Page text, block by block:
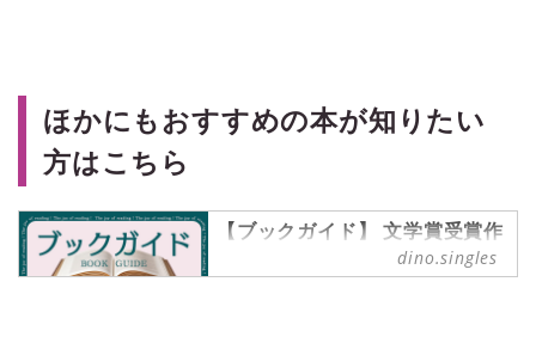
ほかにもおすすめの本が知りたい
方はこちら
【ブックガイド】 文学賞受賞作
品からピックアップしてご紹
介！
dino.singles